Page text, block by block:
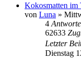
Kokosmatten im
von Luna »
4
62633
Letzter
Dienstag